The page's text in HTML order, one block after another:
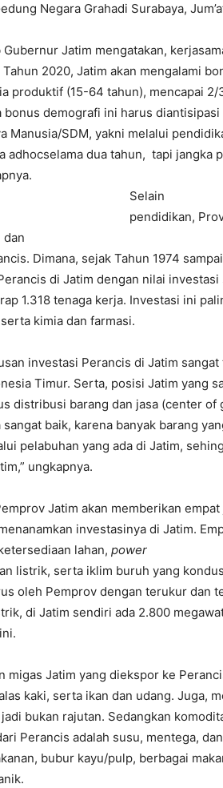
Negara Grahadi Surabaya,
Jatim mengatakan,
2020, Jatim akan mengalami
produktif (15-64 tahun), mencapai
bonus demografi ini harus
Manusia/SDM, yakni melalui
adhocselama dua tahun, tapi jangka
Selain
pendidikan,
dan
Dimana, sejak Tahun 1974
di Jatim dengan nilai investasi
1.318 tenaga kerja. Investasi ini
kimia dan farmasi.
investasi Perancis di Jatim sangat
Timur. Serta, posisi Jatim yang
distribusi barang dan jasa (center of
baik, karena banyak barang
pelabuhan yang ada di Jatim,
ungkapnya.
Jatim akan memberikan
investasinya di Jatim.
lahan, power
listrik, serta iklim buruh yang
oleh Pemprov dengan terukur dan
di Jatim sendiri ada 2.800
migas Jatim yang diekspor ke
kaki, serta ikan dan udang. Juga,
bukan rajutan. Sedangkan
Perancis adalah susu, mentega,
bubur kayu/pulp, berbagai